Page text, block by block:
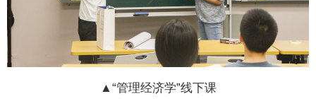
▲“管理经济学”线下课